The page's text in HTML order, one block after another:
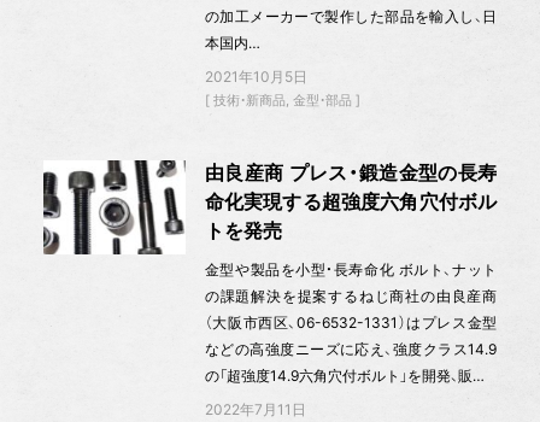
の加工メーカーで製作した部品を輸入し、日
本国内…
2021年10月5日
技術・新商品 金型・部品
由良産商 プレス・鍛造金型の長寿
命化実現する超強度六角穴付ボル
トを発売
金型や製品を小型・長寿命化 ボルト、ナット
の課題解決を提案するねじ商社の由良産商
（大阪市西区、06-6532-1331）はプレス金型
などの高強度ニーズに応え、強度クラス14.9
の「超強度14.9六角穴付ボルト」を開発、販…
2022年7月11日